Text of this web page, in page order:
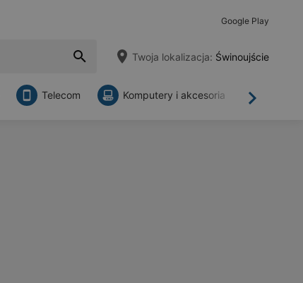
Google Play
Twoja lokalizacja: Świnoujście
Dalej
Telecom Komputery i akcesoria